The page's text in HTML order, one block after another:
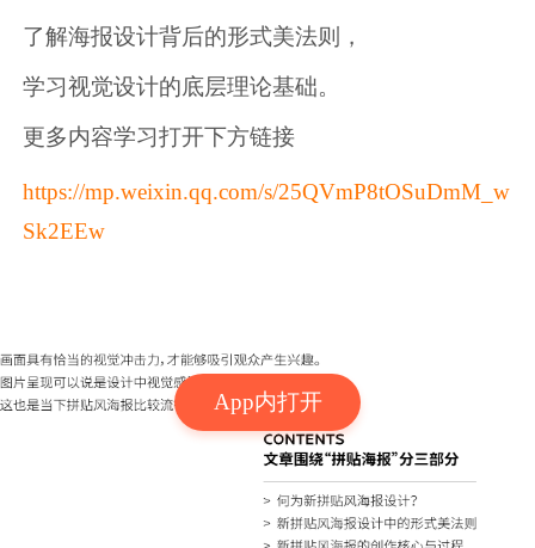
App内打开
了解海报设计背后的形式美法则，
学习视觉设计的底层理论基础。
更多内容学习打开下方链接
https://mp.weixin.qq.com/s/25QVmP8tOSuDmM_w
Sk2EEw